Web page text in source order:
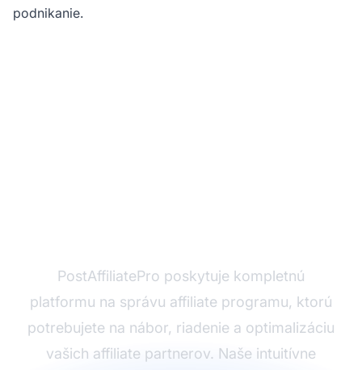
podnikanie.
PostAffiliatePro poskytuje kompletnú
platformu na správu affiliate programu, ktorú
potrebujete na nábor, riadenie a optimalizáciu
vašich affiliate partnerov. Naše intuitívne